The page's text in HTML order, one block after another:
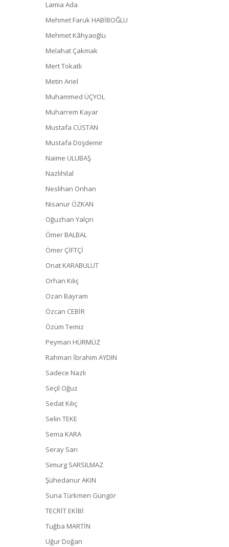
Lamia Ada
Mehmet Faruk HABİBOĞLU
Mehmet Kâhyaoğlu
Melahat Çakmak
Mert Tokatlı
Metin Ariel
Muhammed ÜÇYOL
Muharrem Kayar
Mustafa CÜSTAN
Mustafa Döşdemir
Naime ULUBAŞ
Nazlıhilal
Neslihan Onhan
Nisanur ÖZKAN
Oğuzhan Yalçın
Ömer BALBAL
Ömer ÇİFTÇİ
Onat KARABULUT
Orhan Kılıç
Ozan Bayram
Özcan CEBİR
Özüm Temiz
Peyman HÜRMÜZ
Rahman İbrahim AYDIN
Sadece Nazlı
Seçil Oğuz
Sedat Kılıç
Selin TEKE
Sema KARA
Seray Sarı
Simurg SARSILMAZ
Şühedanur AKIN
Suna Türkmen Güngör
TECRİT EKİBİ
Tuğba MARTİN
Uğur Doğan